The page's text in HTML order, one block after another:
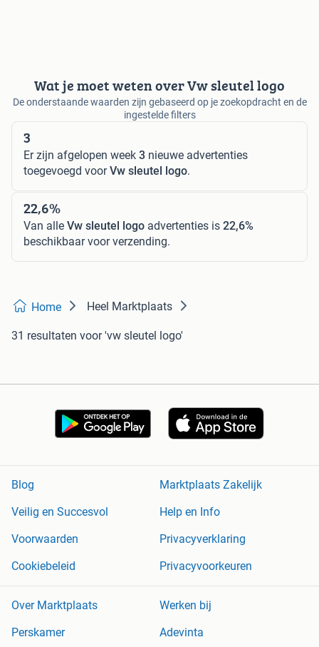
Wat je moet weten over Vw sleutel logo
De onderstaande waarden zijn gebaseerd op je zoekopdracht en de
ingestelde filters
3
Er zijn afgelopen week 3 nieuwe advertenties
toegevoegd voorVw sleutel logo.
22,6%
Van alle Vw sleutel logo advertenties is 22,6%
beschikbaar voor verzending.
Home Heel Marktplaats
31 resultaten voor 'vw sleutel logo'
Blog
Marktplaats Zakelijk
Veilig en Succesvol
Help en Info
Voorwaarden
Privacyverklaring
Cookiebeleid
Privacyvoorkeuren
Over Marktplaats
Werken bij
Perskamer
Adevinta